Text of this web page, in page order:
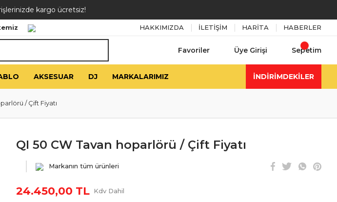
kargo ücretsiz!
HAKKIMIZDA İLETİŞİM HARİTA HABERLER
Favoriler Üye Girişi Sepetim
AKSESUAR DJ MARKALARIMIZ İNDİRİMDEKİLER
/ Çift Fiyatı
QI 50 CW Tavan hoparlörü / Çift Fiyatı
Markanın tüm ürünleri
24.450,00 TL Kdv Dahil